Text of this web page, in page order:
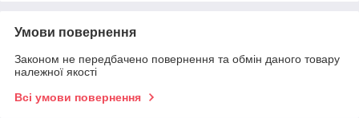
Умови повернення
Законом не передбачено повернення та обмін даного товару
належної якості
Всі умови повернення